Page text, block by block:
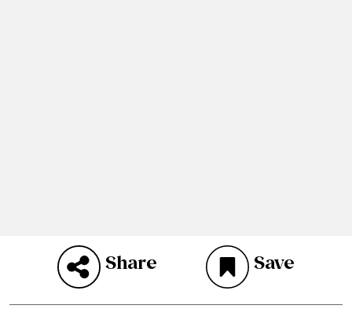
Share Save